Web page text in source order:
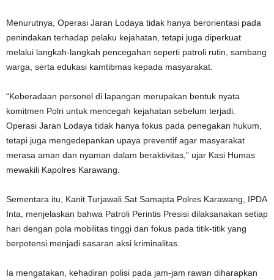
Menurutnya, Operasi Jaran Lodaya tidak hanya berorientasi pada
penindakan terhadap pelaku kejahatan, tetapi juga diperkuat
melalui langkah-langkah pencegahan seperti patroli rutin, sambang
warga, serta edukasi kamtibmas kepada masyarakat.
“Keberadaan personel di lapangan merupakan bentuk nyata
komitmen Polri untuk mencegah kejahatan sebelum terjadi.
Operasi Jaran Lodaya tidak hanya fokus pada penegakan hukum,
tetapi juga mengedepankan upaya preventif agar masyarakat
merasa aman dan nyaman dalam beraktivitas,” ujar Kasi Humas
mewakili Kapolres Karawang.
Sementara itu, Kanit Turjawali Sat Samapta Polres Karawang, IPDA
Inta, menjelaskan bahwa Patroli Perintis Presisi dilaksanakan setiap
hari dengan pola mobilitas tinggi dan fokus pada titik-titik yang
berpotensi menjadi sasaran aksi kriminalitas.
Ia mengatakan, kehadiran polisi pada jam-jam rawan diharapkan